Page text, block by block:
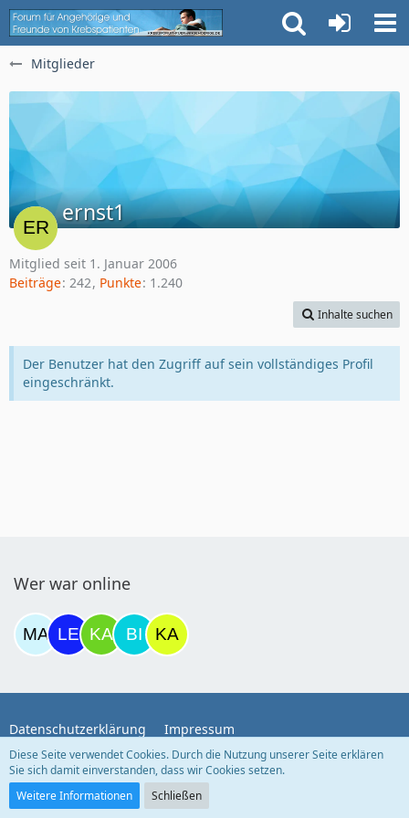
Mitglieder
ernst1
Mitglied seit 1. Januar 2006
Beiträge 242 Punkte 1.240
Inhalte suchen
Der Benutzer hat den Zugriff auf sein vollständiges Profil
eingeschränkt.
Wer war online
Datenschutzerklärung Impressum
Community-Software:
Diese Seite verwendet Cookies. Durch die Nutzung unserer Seite erklären
Sie sich damit einverstanden, dass wir Cookies setzen.
Weitere Informationen
Schließen